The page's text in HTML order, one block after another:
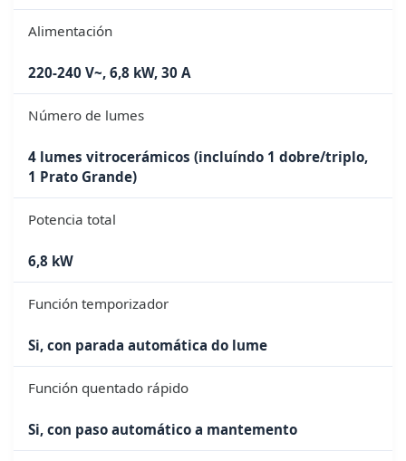
Alimentación
220-240 V~, 6,8 kW, 30 A
Número de lumes
4 lumes vitrocerámicos (incluíndo 1 dobre/triplo,
1 Prato Grande)
Potencia total
6,8 kW
Función temporizador
Si, con parada automática do lume
Función quentado rápido
Si, con paso automático a mantemento